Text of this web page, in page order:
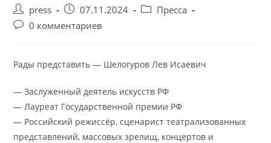
press 07.11.2024
Пресса
0 комментариев
Рады представить — Шелогуров Лев Исаевич
— Заслуженный деятель искусств РФ
— Лауреат Государственной премии РФ
— Российский режиссёр, сценарист театрализованных
представлений, массовых зрелищ, концертов и